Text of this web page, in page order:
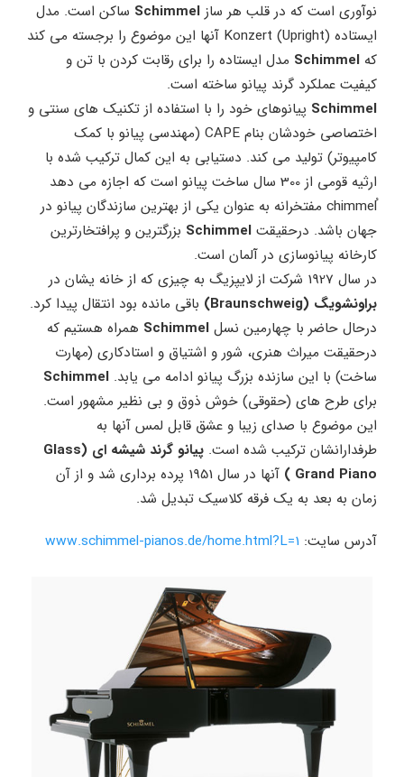
نوآوری است که در قلب هر ساز Schimmel ساکن است. مدل
ایستاده (Upright) Konzert آنها این موضوع را برجسته می کند
که Schimmel مدل ایستاده را برای رقابت کردن با تن و
کیفیت عملکرد گرند پیانو ساخته است.
Schimmel پیانوهای خود را با استفاده از تکنیک های سنتی و
اختصاصی خودشان بنام CAPE (مهندسی پیانو با کمک
کامپیوتر) تولید می کند. دستیابی به این کمال ترکیب شده با
ارثیه قومی از 300 سال ساخت پیانو است که اجازه می دهد
ُchimmel مفتخرانه به عنوان یکی از بهترین سازندگان پیانو در
جهان باشد. درحقیقت Schimmel بزرگترین و پرافتخارترین
کارخانه پیانوسازی در آلمان است.
در سال 1927 شرکت از لایپزیگ به چیزی که از خانه یشان در
براونشویگ (Braunschweig)
باقی مانده بود انتقال پیدا کرد.
درحال حاضر با چهارمین نسل Schimmel همراه هستیم که
درحقیقت میراث هنری، شور و اشتیاق و استادکاری (مهارت
ساخت) با این سازنده بزرگ پیانو ادامه می یابد. Schimmel
برای طرح های (حقوقی) خوش ذوق و بی نظیر مشهور است.
این موضوع با صدای زیبا و عشق قابل لمس آنها به
طرفدارانشان ترکیب شده است.
پیانو گرند شیشه ای (Glass
Grand Piano )
آنها در سال 1951 پرده برداری شد و از آن
زمان به بعد به یک فرقه کلاسیک تبدیل شد.
آدرس سایت: www.schimmel-pianos.de/home.html?L=1